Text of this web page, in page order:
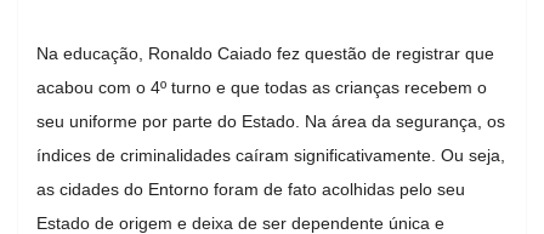
Na educação, Ronaldo Caiado fez questão de registrar que
acabou com o 4º turno e que todas as crianças recebem o
seu uniforme por parte do Estado. Na área da segurança, os
índices de criminalidades caíram significativamente. Ou seja,
as cidades do Entorno foram de fato acolhidas pelo seu
Estado de origem e deixa de ser dependente única e